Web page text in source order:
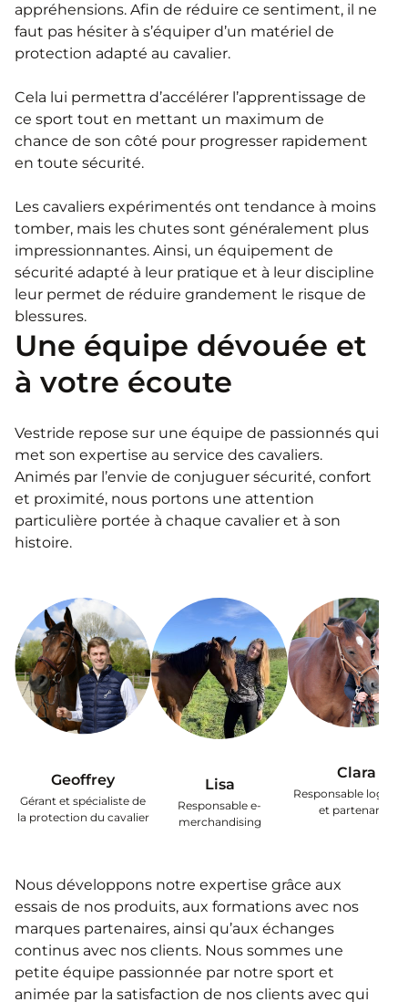
appréhensions. Afin de réduire ce sentiment, il ne
faut pas hésiter à s’équiper d’un matériel de
protection adapté au cavalier.
Cela lui permettra d’accélérer l’apprentissage de
ce sport tout en mettant un maximum de
chance de son côté pour progresser rapidement
en toute sécurité.
Les cavaliers expérimentés ont tendance à moins
tomber, mais les chutes sont généralement plus
impressionnantes. Ainsi, un équipement de
sécurité adapté à leur pratique et à leur discipline
leur permet de réduire grandement le risque de
blessures.
Une équipe dévouée et
à votre écoute
Vestride repose sur une équipe de passionnés qui
met son expertise au service des cavaliers.
Animés par l’envie de conjuguer sécurité, confort
et proximité, nous portons une attention
particulière portée à chaque cavalier et à son
histoire.
Geoffrey
Gérant et spécialiste de
la protection du cavalier
Lisa
Responsable e-
merchandising
Clara
Responsable
et partenariat
Nous développons notre expertise grâce aux
essais de nos produits, aux formations avec nos
marques partenaires, ainsi qu’aux échanges
continus avec nos clients. Nous sommes une
petite équipe passionnée par notre sport et
animée par la satisfaction de nos clients avec qui